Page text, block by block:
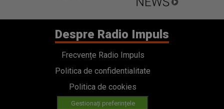
Despre Radio Impuls
Frecvențe Radio Impuls
Politica de confidentialitate
Politica de cookies
Gestionați preferințele